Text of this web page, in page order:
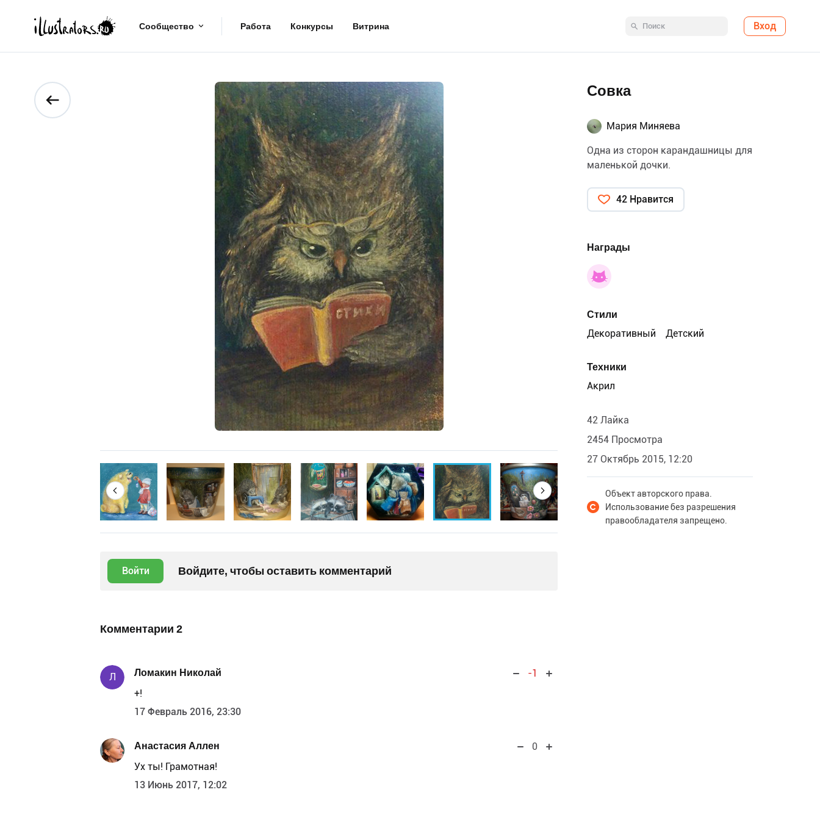
Сообщество Работа Конкурсы Витрина Вход
Войти Войдите, чтобы оставить комментарий
Комментарии 2
Л Ломакин Николай
-1
+!
17 Февраль 2016, 23:30
Анастасия Аллен
0
Ух ты! Грамотная!
13 Июнь 2017, 12:02
Совка
Мария Миняева
Одна из сторон карандашницы для
маленькой дочки.
42 Нравится
Награды
Стили
Декоративный
Детский
Техники
Акрил
42 Лайка
2454 Просмотра
27 Октябрь 2015, 12:20
Объект авторского права.
Использование без разрешения
правообладателя запрещено.